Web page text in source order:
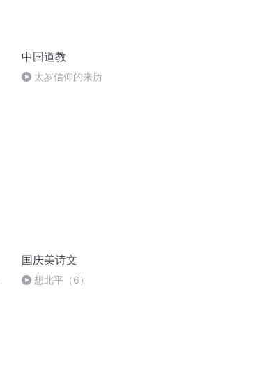
中国道教
太岁信仰的来历
国庆美诗文
想北平（6）